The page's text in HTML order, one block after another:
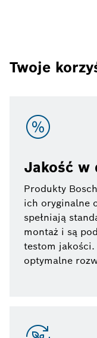
Twoje
Jakość w
Produkty
ich oryginalne
spełniają
montaż i są
testom
optymalne